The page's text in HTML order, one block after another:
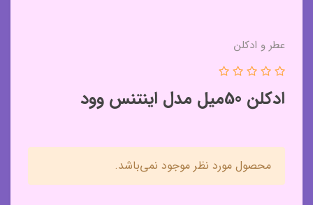
عطر و ادکلن
ادکلن 50میل مدل اینتنس وود
محصول مورد نظر موجود نمی‌باشد.